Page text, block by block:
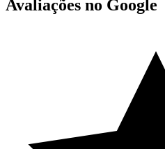
Avaliações no Google